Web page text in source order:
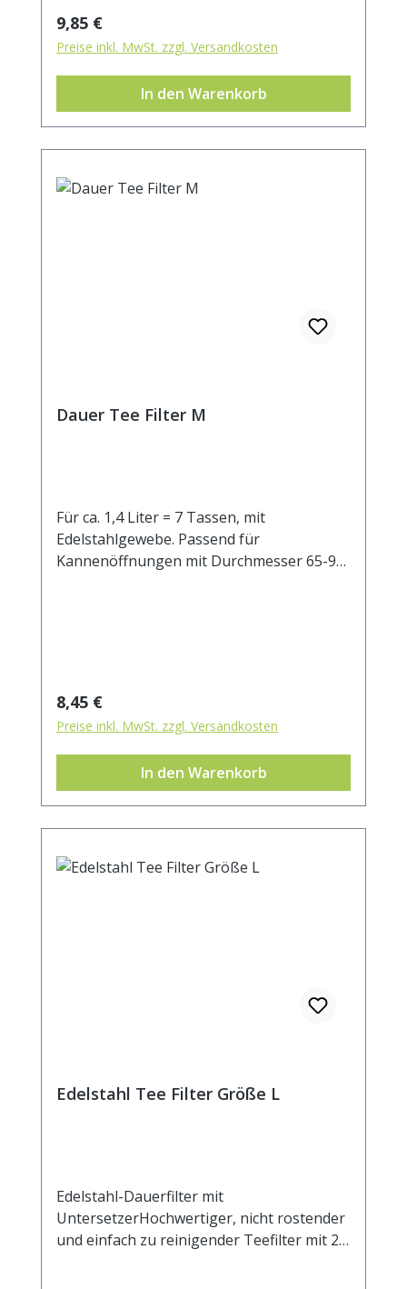
Regulärer Preis:
9,85 €
Preise inkl. MwSt. zzgl. Versandkosten
In den Warenkorb
Dauer Tee Filter M
Für ca. 1,4 Liter = 7 Tassen, mit
Edelstahlgewebe. Passend für
Kannenöffnungen mit Durchmesser 65-95
Regulärer Preis:
8,45 €
Preise inkl. MwSt. zzgl. Versandkosten
In den Warenkorb
Edelstahl Tee Filter Größe L
Edelstahl-Dauerfilter mit
UntersetzerHochwertiger, nicht rostender
und einfach zu reinigender Teefilter mit 2